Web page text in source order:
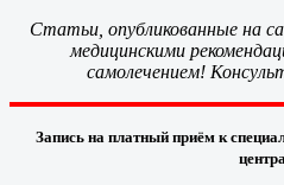
Статьи, опубликованные на
медицинскими
самолечением!
Запись на платный приём к